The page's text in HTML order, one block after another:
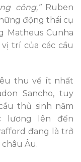
công,”Ruben
động thái cụ
Matheus Cunha
trí của các cầu
thu về ít nhất
Sancho, tuy
thủ sinh năm
lương lên đến
đang là trở
Âu.